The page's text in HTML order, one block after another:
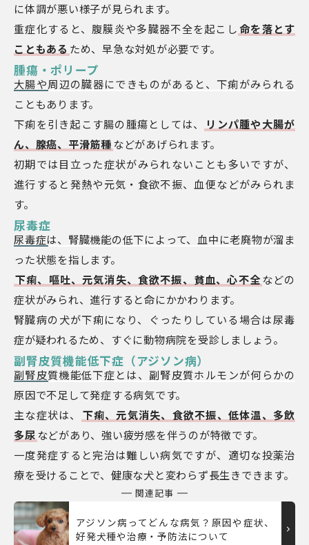
に体調が悪い様子が見られます。
重症化すると、腹膜炎や多臓器不全を起こし命を落とす
こともある ため、早急な対処が必要です。
腫瘍・ポリープ
大腸や周辺の臓器にできものがあると、下痢がみられる
こともあります。
下痢を引き起こす腸の腫瘍としては、
リンパ腫や大腸が
ん、腺癌、平滑筋種などがあげられます。
初期では目立った症状がみられないことも多いですが、
進行すると発熱や元気・食欲不振、血便などがみられま
す。
尿毒症
尿毒症は、腎臓機能の低下によって、血中に老廃物が溜ま
った状態を指します。
下痢、嘔吐、元気消失、食欲不振、貧血、心不全などの
症状がみられ、進行すると命にかかわります。
腎臓病の犬が下痢になり、ぐったりしている場合は尿毒
症が疑われるため、すぐに動物病院を受診しましょう。
副腎皮質機能低下症（アジソン病）
副腎皮質機能低下症とは、副腎皮質ホルモンが何らかの
原因で不足して発症する病気です。
主な症状は、
下痢、元気消失、食欲不振、低体温、多飲
多尿などがあり、強い疲労感を伴うのが特徴です。
一度発症すると完治は難しい病気ですが、適切な投薬治
療を受けることで、健康な犬と変わらず長生きできます。
関連記事
アジソン病ってどんな病気？原因や症状、
好発犬種や治療・予防法について